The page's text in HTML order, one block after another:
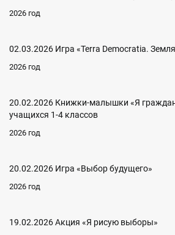
2026 год
02.03.2026 Игра «Terra Democratia.
2026 год
20.02.2026 Книжки-малышки «Я
учащихся 1-4 классов
2026 год
20.02.2026 Игра «Выбор будущего»
2026 год
19.02.2026 Акция «Я рисую выборы»